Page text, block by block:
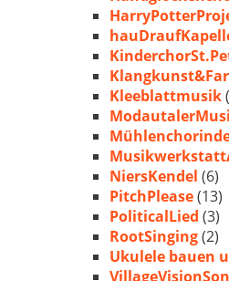
Kleeblattmusik
NiersKendel (6)
PitchPlease(13)
PoliticalLied (3)
RootSinging(2)
Ukulele bauen